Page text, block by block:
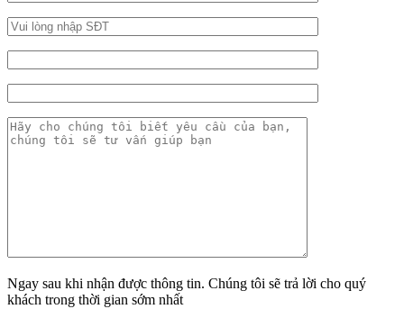
Ngay sau khi nhận được thông tin. Chúng tôi sẽ trả lời cho quý
khách trong thời gian sớm nhất